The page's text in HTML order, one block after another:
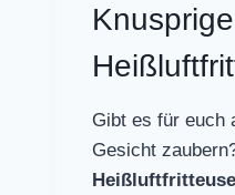
Gibt es für euch
Gesicht
Heißluftfritteuse